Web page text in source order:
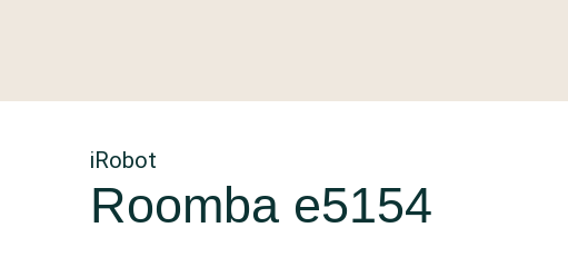
iRobot
Roomba e5154